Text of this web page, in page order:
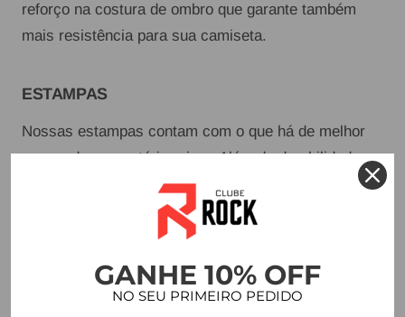
reforço na costura de ombro que garante também
mais resistência para sua camiseta.
ESTAMPAS
Nossas estampas contam com o que há de melhor
no mundo em matéria prima. Além de durabilidade,
proporcionam acabamento perfeito e a possibilidade
de variedade na hora de montar nossas coleções.
DETALHES
Combinamos estilo e sofisticação em cada detalhe,
GANHE 10% OFF
NO SEU PRIMEIRO PEDIDO